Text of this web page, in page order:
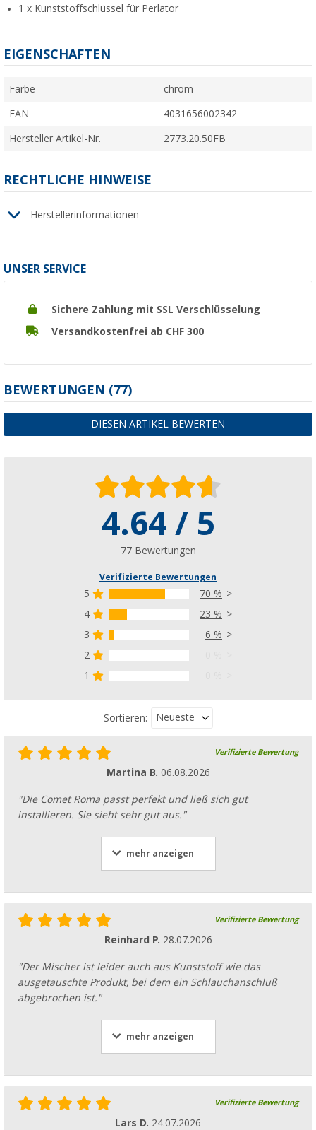
1 x Kunststoffschlüssel für Perlator
EIGENSCHAFTEN
Farbe chrom
EAN 4031656002342
Hersteller Artikel-Nr. 2773.20.50FB
RECHTLICHE HINWEISE
Herstellerinformationen
UNSER SERVICE
Sichere Zahlung mit SSL Verschlüsselung
Versandkostenfrei ab CHF 300
BEWERTUNGEN (77)
DIESEN ARTIKEL BEWERTEN
4.64 / 5
77 Bewertungen
Verifizierte Bewertungen
5
70 %
4
23 %
3
6 %
2
1
Sortieren: Neueste
Verifizierte Bewertung
Martina B. 06.08.2026
"Die Comet Roma passt perfekt und ließ sich gut
installieren. Sie sieht sehr gut aus."
mehr anzeigen
Verifizierte Bewertung
Reinhard P. 28.07.2026
"Der Mischer ist leider auch aus Kunststoff wie das
ausgetauschte Produkt, bei dem ein Schlauchanschluß
abgebrochen ist."
mehr anzeigen
Verifizierte Bewertung
Lars D. 24.07.2026